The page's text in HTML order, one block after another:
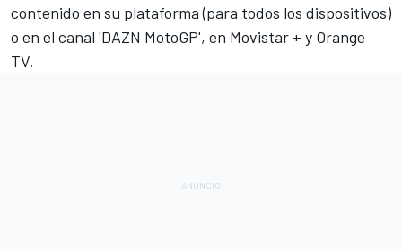
contenido en su plataforma (para todos los dispositivos)
o en el canal 'DAZN MotoGP', en Movistar + y Orange
TV.